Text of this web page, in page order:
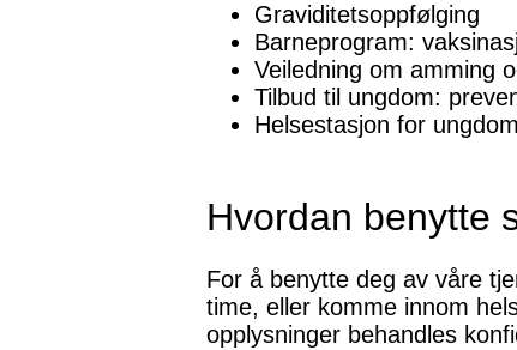
Graviditetsoppfølging
Barneprogram:
Veiledning om amming
Tilbud til ungdom:
Helsestasjon for
Hvordan benytte
For å benytte deg av våre
time, eller komme innom
opplysninger behandles